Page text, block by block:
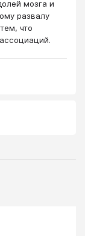
мозга и
развалу
что